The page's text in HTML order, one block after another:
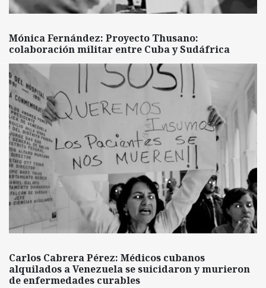
Mónica Fernández: Proyecto Thusano:
colaboración militar entre Cuba y Sudáfrica
Carlos Cabrera Pérez: Médicos cubanos
alquilados a Venezuela se suicidaron y murieron
de enfermedades curables